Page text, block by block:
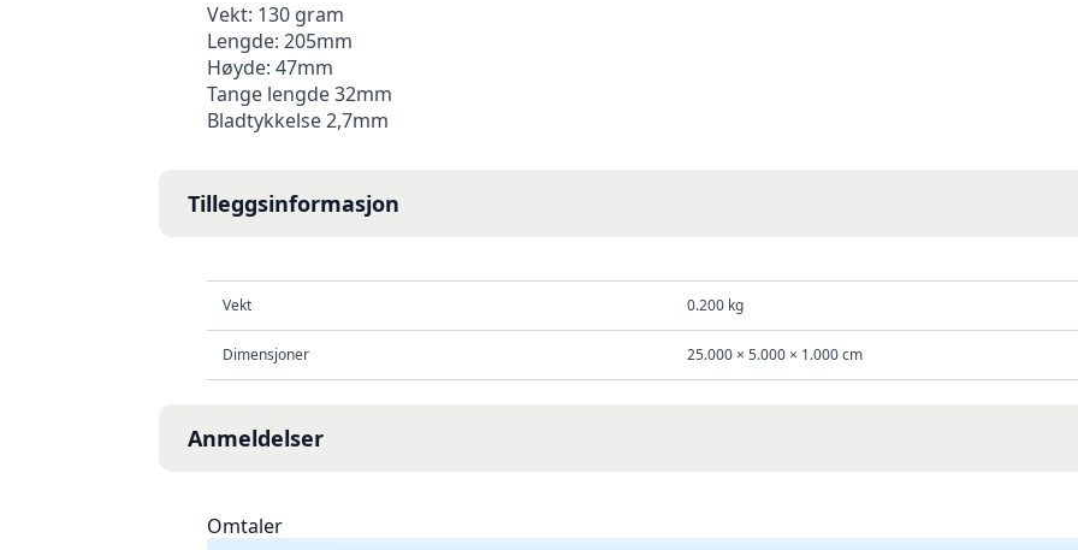
Vekt: 130 gram
Lengde: 205mm
Høyde: 47mm
Tange lengde 32mm
Bladtykkelse 2,7mm
Tilleggsinformasjon
Vekt 0.200 kg
Dimensjoner 25.000 × 5.000 × 1.000 cm
Anmeldelser
Omtaler